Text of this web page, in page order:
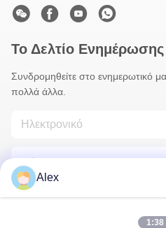
Το Δελτίο Ενημέρωσης
Συνδρομηθείτε στο ενημερωτικό
πολλά άλλα.
Alex
1:38